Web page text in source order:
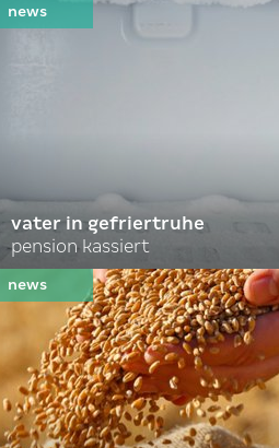
vater in gefriertruhe
pension kassiert